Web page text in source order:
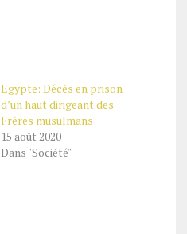
Egypte: Décès en prison
d’un haut dirigeant des
Frères musulmans
15 août 2020
Dans "Société"